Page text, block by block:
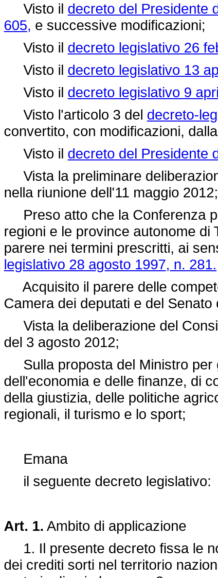
Visto il decreto del Presidente
605, e successive modificazioni;
Visto il decreto legislativo 26
Visto il decreto legislativo 13
Visto il decreto legislativo 9
Visto l'articolo 3 del decreto-
convertito, con modificazioni,
Visto il decreto del Presidente
Vista la preliminare
nella riunione dell'11 maggio 2012;
Preso atto che la Conferenza
regioni e le province autonome
parere nei termini prescritti, ai
legislativo 28 agosto 1997, n. 281.
Acquisito il parere delle
Camera dei deputati e del Senato
Vista la deliberazione del
del 3 agosto 2012;
Sulla proposta del Ministro per
dell'economia e delle finanze, di
della giustizia, delle politiche
regionali, il turismo e lo sport;
Emana
il seguente decreto legislativo:
Art. 1. Ambito di applicazione
1. Il presente decreto fissa le
dei crediti sorti nel territorio